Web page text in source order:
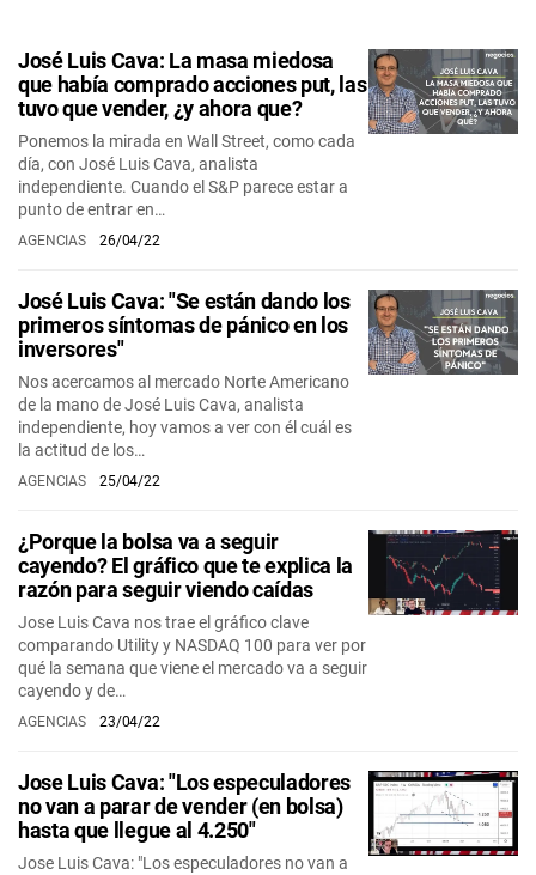
José Luis Cava: La masa miedosa
que había comprado acciones put, las
tuvo que vender, ¿y ahora que?
Ponemos la mirada en Wall Street, como cada
día, con José Luis Cava, analista
independiente. Cuando el S&P parece estar a
punto de entrar en…
AGENCIAS 26/04/22
José Luis Cava: "Se están dando los
primeros síntomas de pánico en los
inversores"
Nos acercamos al mercado Norte Americano
de la mano de José Luis Cava, analista
independiente, hoy vamos a ver con él cuál es
la actitud de los…
AGENCIAS 25/04/22
¿Porque la bolsa va a seguir
cayendo? El gráfico que te explica la
razón para seguir viendo caídas
Jose Luis Cava nos trae el gráfico clave
comparando Utility y NASDAQ 100 para ver por
qué la semana que viene el mercado va a seguir
cayendo y de…
AGENCIAS 23/04/22
Jose Luis Cava: "Los especuladores
no van a parar de vender (en bolsa)
hasta que llegue al 4.250"
Jose Luis Cava: "Los especuladores no van a